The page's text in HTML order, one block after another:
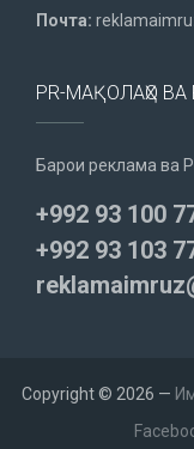
Почта:
PR-МАҚОЛАҲО
Барои реклама ва
+992 93 100
+992 93 103
Copyright © 2026 —